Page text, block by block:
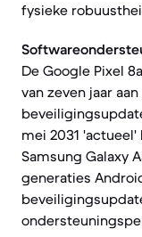
fysieke
De Google Pixel
van zeven jaar
mei 2031 'actueel'
Samsung Galaxy
generaties